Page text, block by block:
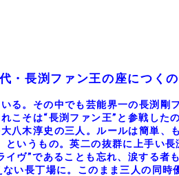
・長渕ファン王の座につくの
る。その中でも芸能界一の長渕剛
こそは“長渕ファン王”と参戦した
八木淳史の三人。ルールは簡単、
いうもの。英二の抜群に上手い
ヴ”であることも忘れ、涙する者
い長丁場に。このまま三人の同時